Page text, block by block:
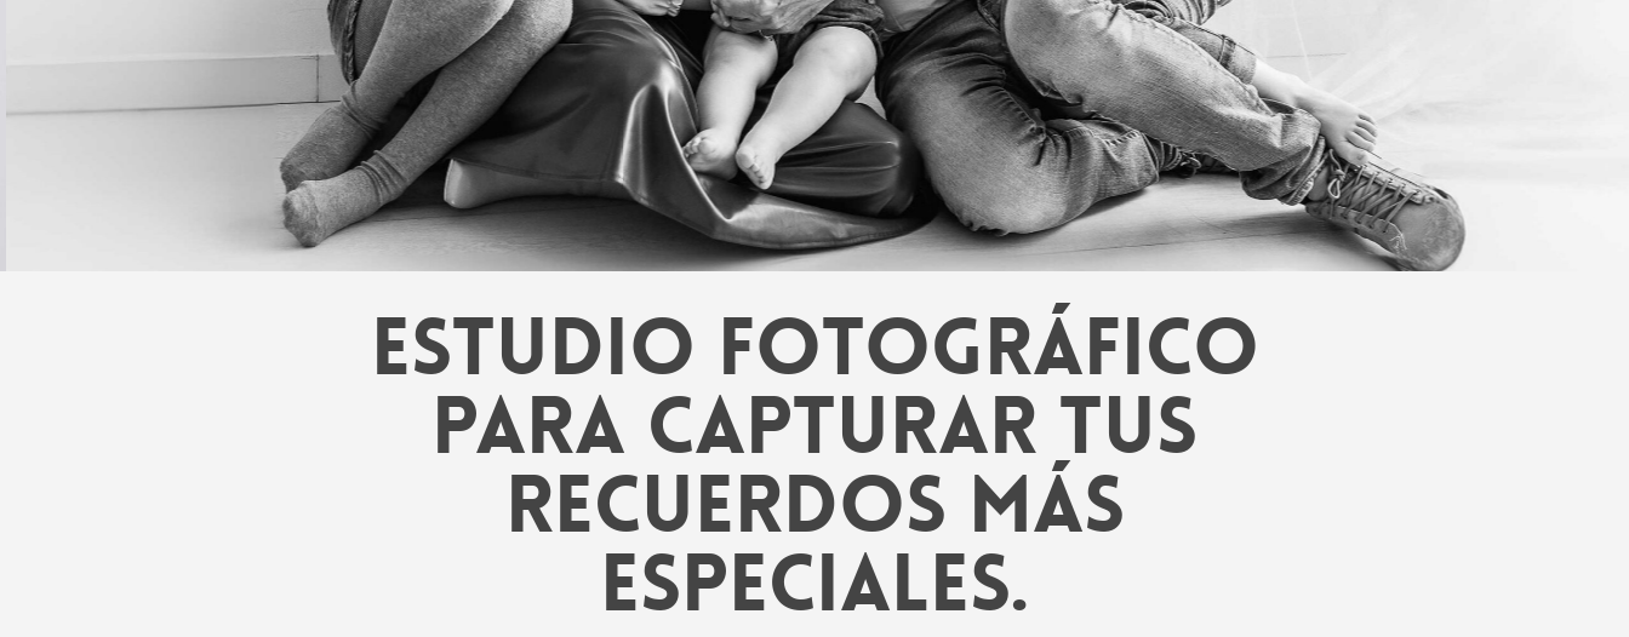
PRECIOS
Estudio fotográfico
para capturar tus
recuerdos más
especiales.